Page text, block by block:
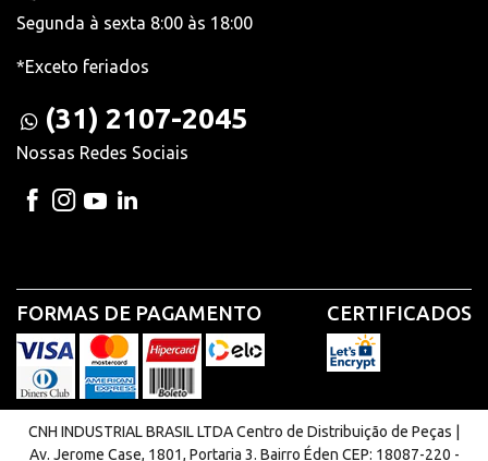
Segunda à sexta 8:00 às 18:00
*Exceto feriados
(31) 2107-2045
Nossas Redes Sociais
FORMAS DE PAGAMENTO CERTIFICADOS
CNH INDUSTRIAL BRASIL LTDA Centro de Distribuição de Peças |
Av. Jerome Case, 1801, Portaria 3. Bairro Éden CEP: 18087-220 -